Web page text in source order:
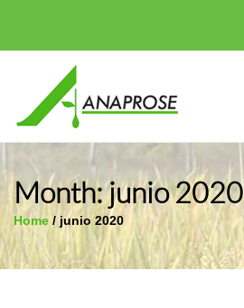
Month:junio 2020
Home / junio 2020